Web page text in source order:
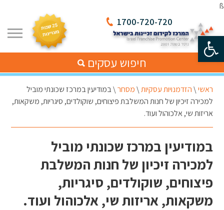
פתח סרגל נגישות
ß
1700-720-720
חיפוש עסקים
ראשי\הזדמנויות עסקיות\מסחר\במודיעין במרכז שכונתי מוביל
למכירה זיכיון של חנות המשלבת פיצוחים, שוקולדים, סיגריות, משקאות,
אריזות שי, אלכוהול ועוד.
במודיעין במרכז שכונתי מוביל
למכירה זיכיון של חנות המשלבת
פיצוחים, שוקולדים, סיגריות,
משקאות, אריזות שי, אלכוהול ועוד.